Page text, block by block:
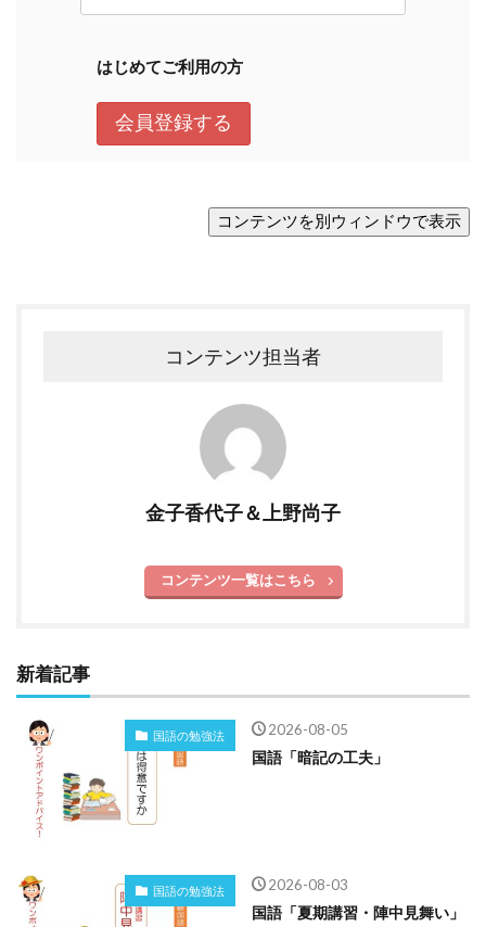
コンテンツ担当者
金子香代子＆上野尚子
コンテンツ一覧はこちら
新着記事
国語の勉強法 2026-08-05
国語「暗記の工夫」
国語の勉強法 2026-08-03
国語「夏期講習・陣中見舞い」